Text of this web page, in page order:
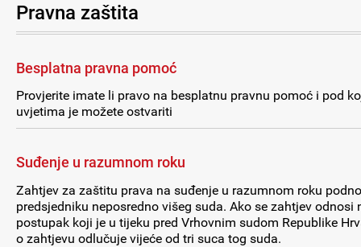
Pravna zaštita
Besplatna pravna pomoć
Provjerite imate li pravo na besplatnu pravnu pomoć i pod
uvjetima je možete ostvariti
Suđenje u razumnom roku
Zahtjev za zaštitu prava na suđenje u razumnom roku
predsjedniku neposredno višeg suda. Ako se zahtjev odnosi
postupak koji je u tijeku pred Vrhovnim sudom Republike
o zahtjevu odlučuje vijeće od tri suca tog suda.